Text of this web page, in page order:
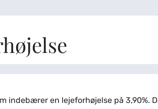
indebærer en lejeforhøjelse på 3,90%.